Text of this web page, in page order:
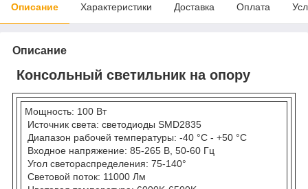
Описание Характеристики Доставка Оплата
Описание
Консольный светильник на опору
Мощность: 100 Вт
Источник света: светодиоды SMD2835
Диапазон рабочей температуры: -40 °C - +50 °C
Входное напряжение: 85-265 В, 50-60 Гц
Угол светораспределения: 75-140°
Световой поток: 11000 Лм